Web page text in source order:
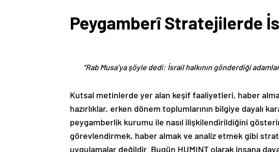
Peygamberî Stratejilerde
“Rab Musa’ya şöyle dedi: İsrail halkının gönderdiği
Kutsal metinlerde yer alan keşif faaliyetleri, haber
hazırlıklar, erken dönem toplumlarının bilgiye dayalı
peygamberlik kurumu ile nasıl ilişkilendirildiğini
görevlendirmek, haber almak ve analiz etmek gibi
uygulamalar değildir. Bugün HUMINT olarak insana